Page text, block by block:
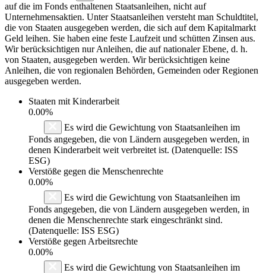
auf die im Fonds enthaltenen Staatsanleihen, nicht auf
Unternehmensaktien. Unter Staatsanleihen versteht man Schuldtitel,
die von Staaten ausgegeben werden, die sich auf dem Kapitalmarkt
Geld leihen. Sie haben eine feste Laufzeit und schütten Zinsen aus.
Wir berücksichtigen nur Anleihen, die auf nationaler Ebene, d. h.
von Staaten, ausgegeben werden. Wir berücksichtigen keine
Anleihen, die von regionalen Behörden, Gemeinden oder Regionen
ausgegeben werden.
Staaten mit Kinderarbeit
0.00%
Es wird die Gewichtung von Staatsanleihen im
Fonds angegeben, die von Ländern ausgegeben werden, in
denen Kinderarbeit weit verbreitet ist. (Datenquelle: ISS
ESG)
Verstöße gegen die Menschenrechte
0.00%
Es wird die Gewichtung von Staatsanleihen im
Fonds angegeben, die von Ländern ausgegeben werden, in
denen die Menschenrechte stark eingeschränkt sind.
(Datenquelle: ISS ESG)
Verstöße gegen Arbeitsrechte
0.00%
Es wird die Gewichtung von Staatsanleihen im